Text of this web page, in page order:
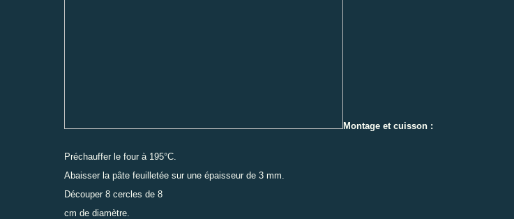
Montage et cuisson :
Préchauffer le four à 195°C.
Abaisser la pâte feuilletée sur une épaisseur de 3 mm.
Découper 8 cercles de 8
cm de diamètre.